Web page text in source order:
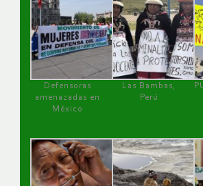
Defensoras
amenazadas en
México
Las Bambas,
Perú